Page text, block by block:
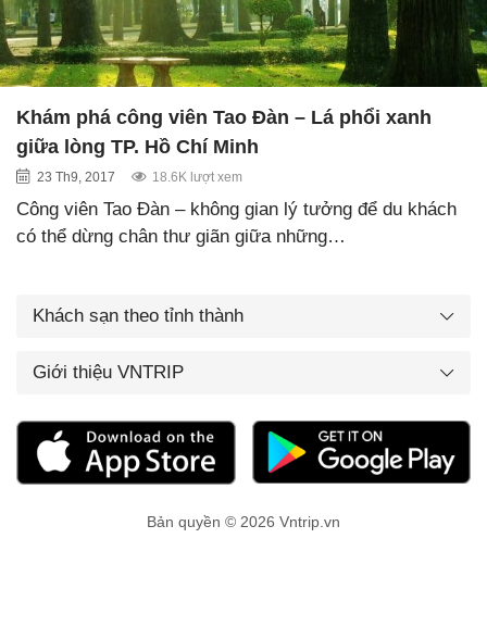
Khám phá công viên Tao Đàn – Lá phổi xanh
giữa lòng TP. Hồ Chí Minh
23 Th9, 2017 18.6K lượt xem
Công viên Tao Đàn – không gian lý tưởng để du khách
có thể dừng chân thư giãn giữa những…
Khách sạn theo tỉnh thành
Giới thiệu VNTRIP
Bản quyền © 2026 Vntrip.vn